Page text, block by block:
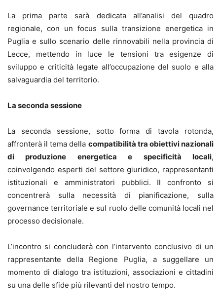
La prima parte sarà dedicata all’analisi del quadro
regionale, con un focus sulla transizione energetica in
Puglia e sullo scenario delle rinnovabili nella provincia di
Lecce, mettendo in luce le tensioni tra esigenze di
sviluppo e criticità legate all’occupazione del suolo e alla
salvaguardia del territorio.
La seconda sessione
La seconda sessione, sotto forma di tavola rotonda,
affronterà il tema della compatibilità tra obiettivi nazionali
di produzione energetica e specificità locali,
coinvolgendo esperti del settore giuridico, rappresentanti
istituzionali e amministratori pubblici. Il confronto si
concentrerà sulla necessità di pianificazione, sulla
governance territoriale e sul ruolo delle comunità locali nel
processo decisionale.
L’incontro si concluderà con l’intervento conclusivo di un
rappresentante della Regione Puglia, a suggellare un
momento di dialogo tra istituzioni, associazioni e cittadini
su una delle sfide più rilevanti del nostro tempo.